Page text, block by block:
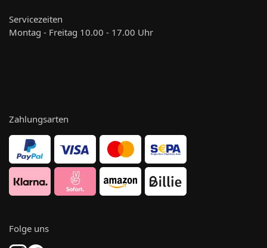
Servicezeiten
Montag - Freitag 10.00 - 17.00 Uhr
Zahlungsarten
Folge uns